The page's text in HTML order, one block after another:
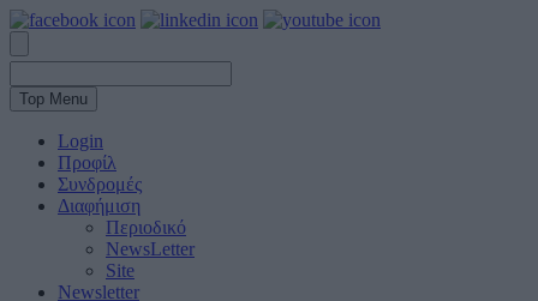
Top Menu
Login
Προφίλ
Συνδρομές
Διαφήμιση
Περιοδικό
NewsLetter
Site
Newsletter